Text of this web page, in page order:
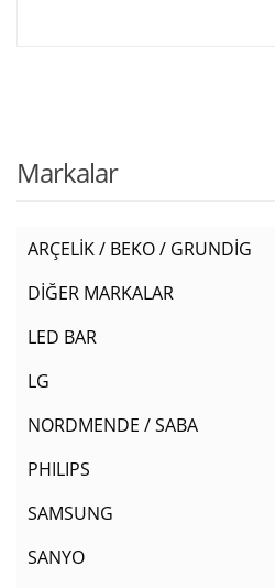
Markalar
ARÇELİK / BEKO / GRUNDİG
DİĞER MARKALAR
LED BAR
LG
NORDMENDE / SABA
PHILIPS
SAMSUNG
SANYO